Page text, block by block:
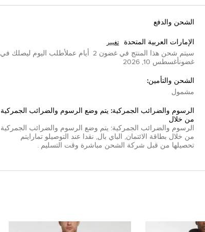
الشحن والدفع
الإمارات العربية المتحدة تغيير
سيتم شحن هذا المنتج في غضون 2 أيام عملأطلب اليوم ليصلك في
غضونأغسطس 10, 2026
الشحن والتأمين:
مشمول
الرسوم والضرائب الجمركية: يتم وضع الرسوم والضرائب الجمركية
من خلال
الرسوم والضرائب الجمركية: يتم وضع الرسوم والضرائب الجمركية
من خلال بطاقة الائتمان الباي بال نقدا عند التوصيلو تمارا يتم
تحصيلها من قبل شركة الشحن مباشرة وقت التسليم .